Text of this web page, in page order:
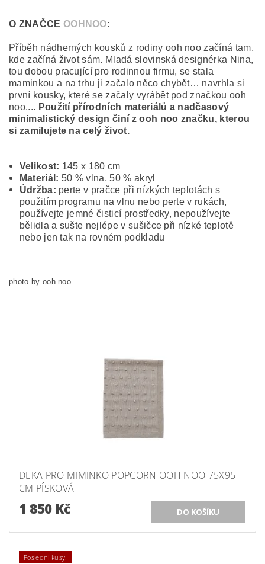
O ZNAČCE OOHNOO:
Příběh nádherných kousků z rodiny ooh noo začíná tam,
kde začíná život sám. Mladá slovinská designérka Nina,
tou dobou pracující pro rodinnou firmu, se stala
maminkou a na trhu ji začalo něco chybět… navrhla si
první kousky, které se začaly vyrábět pod značkou ooh
noo.... Použití přírodních materiálů a nadčasový
minimalistický design činí z ooh noo značku, kterou
si zamilujete na celý život.
Velikost: 145 x 180 cm
Materiál: 50 % vlna, 50 % akryl
Údržba: perte v pračce při nízkých teplotách s
použitím programu na vlnu nebo perte v rukách,
používejte jemné čisticí prostředky, nepoužívejte
bělidla a sušte nejlépe v sušičce při nízké teplotě
nebo jen tak na rovném podkladu
photo by ooh noo
DEKA PRO MIMINKO POPCORN OOH NOO 75X95
CM PÍSKOVÁ
1 850 Kč
Poslední kusy!